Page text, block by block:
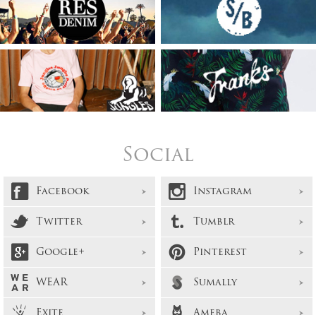
Social
Facebook
Instagram
Twitter
Tumblr
Google+
Pinterest
WEAR
Sumally